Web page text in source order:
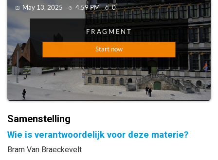
Samenstelling
Wie is verantwoordelijk voor deze materie?
Bram Van Braeckevelt